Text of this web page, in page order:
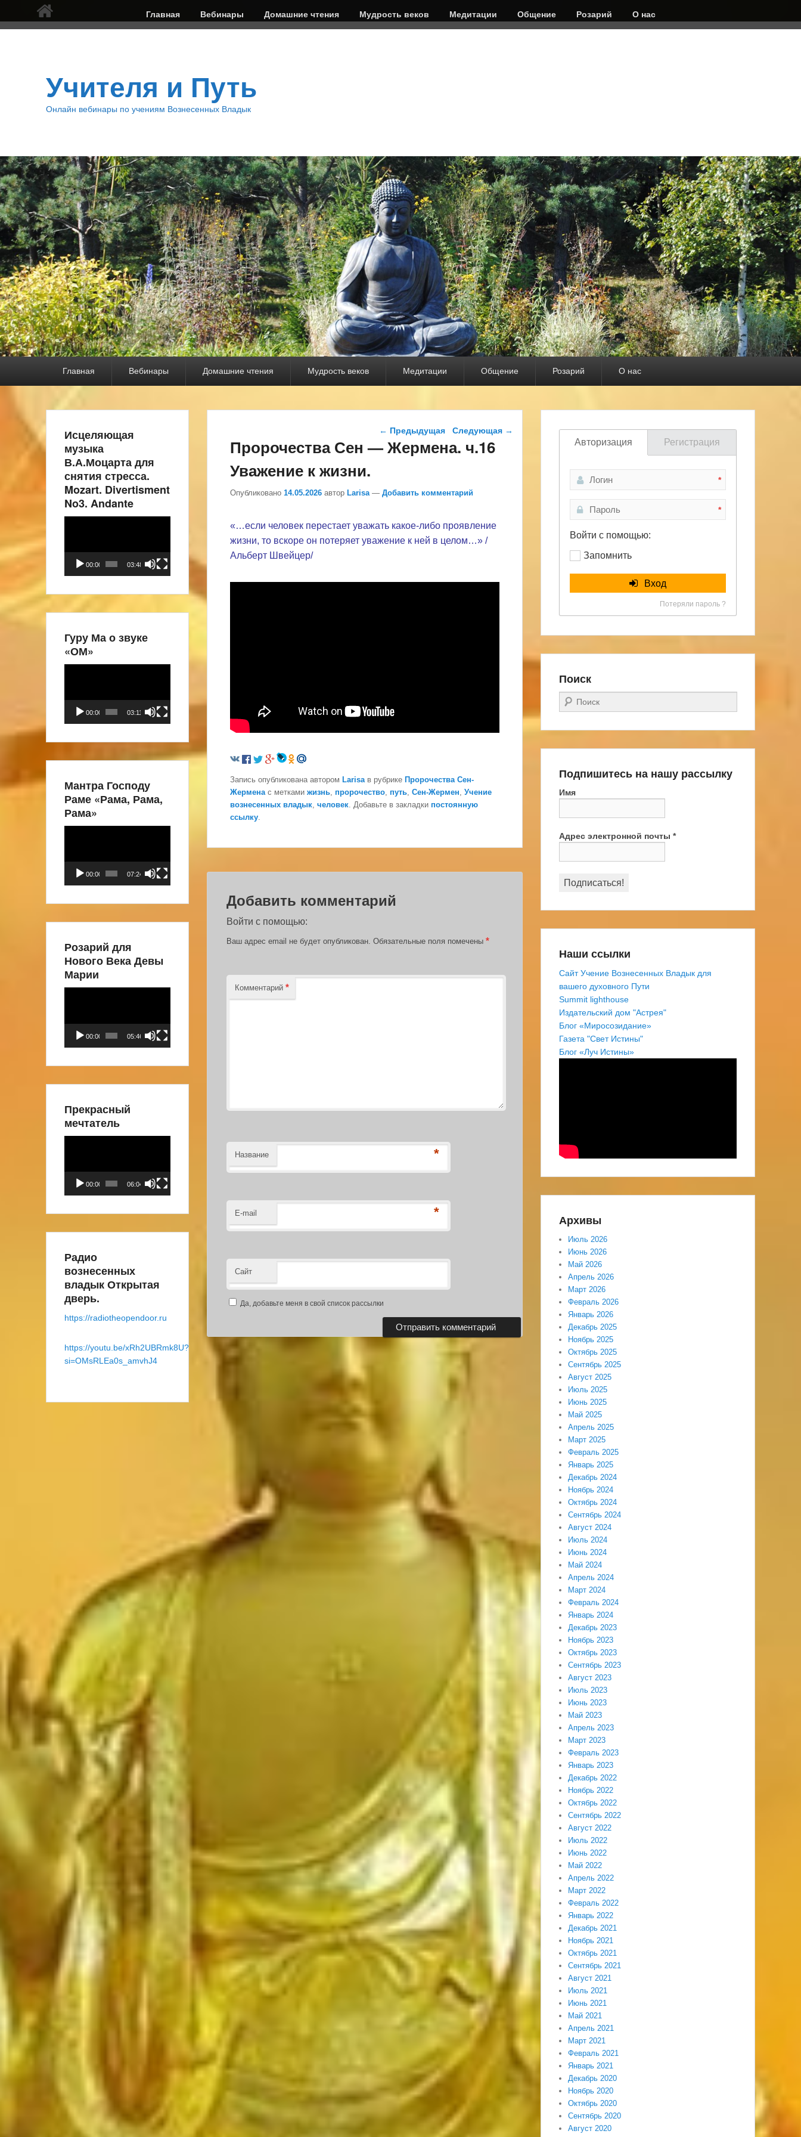
Верхнее
меню
Главная Вебинары Домашние чтения Мудрость веков Медитации Общение Розарий О нас
Учителя и Путь
Онлайн вебинары по учениям Вознесенных Владык
Главная Вебинары Домашние чтения Мудрость веков Медитации Общение Розарий О нас
Навигация по записям
← Предыдущая Следующая →
Пророчества Сен — Жермена. ч.16
Уважение к жизни.
Опубликовано 14.05.2026 автор Larisa — Добавить комментарий
«…если человек перестает уважать какое-либо проявление
жизни, то вскоре он потеряет уважение к ней в целом…» /
Альберт Швейцер/
Запись опубликована автором Larisaв рубрике Пророчества Сен-
Жерменас метками жизнь, пророчество, путь, Сен-Жермен, Учение
вознесенных владык, человек. Добавьте в закладки постоянную
ссылку.
Добавить комментарий
Войти с помощью:
Ваш адрес email не будет опубликован. Обязательные поля помечены *
Комментарий *
Название *
E-mail *
Сайт
Да, добавьте меня в свой список рассылки
Авторизация Регистрация
*
*
Войти с помощью:
Запомнить
Вход
Потеряли пароль ?
Поиск
Поиск
Подпишитесь на нашу рассылку
Имя
Адрес электронной почты *
Наши ссылки
Сайт Учение Вознесенных Владык для
вашего духовного Пути
Summit lighthouse
Издательский дом "Астрея"
Блог «Миросозидание»
Газета "Свет Истины"
Блог «Луч Истины»
Архивы
Июль 2026
Июнь 2026
Май 2026
Апрель 2026
Март 2026
Февраль 2026
Январь 2026
Декабрь 2025
Ноябрь 2025
Октябрь 2025
Сентябрь 2025
Август 2025
Июль 2025
Июнь 2025
Май 2025
Апрель 2025
Март 2025
Февраль 2025
Январь 2025
Декабрь 2024
Ноябрь 2024
Октябрь 2024
Сентябрь 2024
Август 2024
Июль 2024
Июнь 2024
Май 2024
Апрель 2024
Март 2024
Февраль 2024
Январь 2024
Декабрь 2023
Ноябрь 2023
Октябрь 2023
Сентябрь 2023
Август 2023
Июль 2023
Июнь 2023
Май 2023
Апрель 2023
Март 2023
Февраль 2023
Январь 2023
Декабрь 2022
Ноябрь 2022
Октябрь 2022
Сентябрь 2022
Август 2022
Июль 2022
Июнь 2022
Май 2022
Апрель 2022
Март 2022
Февраль 2022
Январь 2022
Декабрь 2021
Ноябрь 2021
Октябрь 2021
Сентябрь 2021
Август 2021
Июль 2021
Июнь 2021
Май 2021
Апрель 2021
Март 2021
Февраль 2021
Январь 2021
Декабрь 2020
Ноябрь 2020
Октябрь 2020
Сентябрь 2020
Август 2020
Исцеляющая
музыка
В.А.Моцарта для
снятия стресса.
Mozart. Divertisment
No3. Andante
00:00 03:48
Гуру Ма о звуке
«ОМ»
00:00 03:11
Мантра Господу
Раме «Рама, Рама,
Рама»
00:00 07:24
Розарий для
Нового Века Девы
Марии
00:00 05:46
Прекрасный
мечтатель
00:00 06:04
Радио
вознесенных
владык Открытая
дверь.
https://radiotheopendoor.ru
https://youtu.be/xRh2UBRmk8U?
si=OMsRLEa0s_amvhJ4